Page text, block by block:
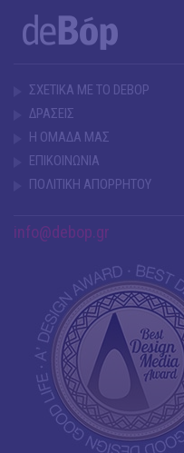
ΣΧΕΤΙΚΑ ΜΕ ΤΟ DEBOP
ΔΡΑΣΕΙΣ
Η ΟΜΑΔΑ ΜΑΣ
ΕΠΙΚΟΙΝΩΝΙΑ
ΠΟΛΙΤΙΚΗ ΑΠΟΡΡΗΤΟΥ
info@debop.gr